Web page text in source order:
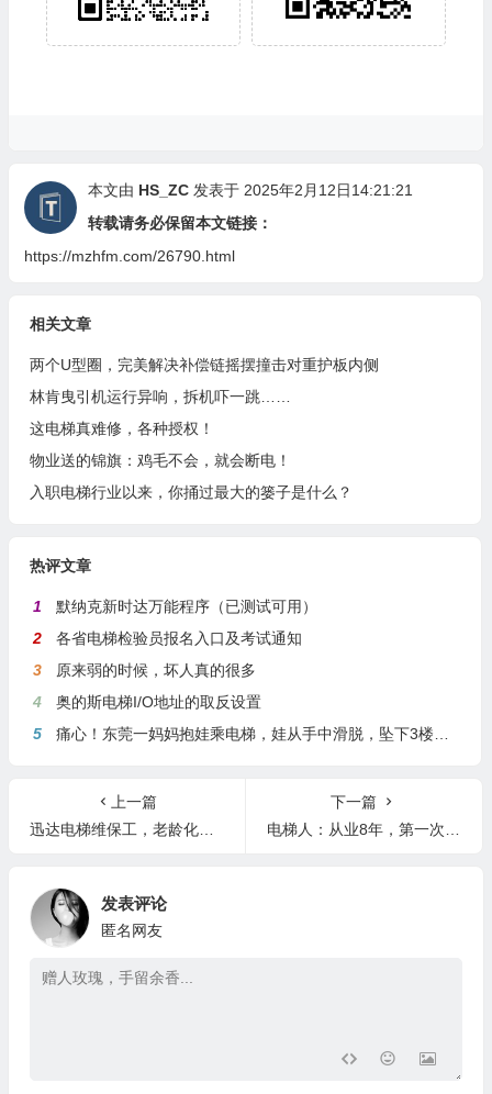
本文由 HS_ZC发表于 2025年2月12日14:21:21
转载请务必保留本文链接：
https://mzhfm.com/26790.html
相关文章
两个U型圈，完美解决补偿链摇摆撞击对重护板内侧
林肯曳引机运行异响，拆机吓一跳……
这电梯真难修，各种授权！
物业送的锦旗：鸡毛不会，就会断电！
入职电梯行业以来，你捅过最大的篓子是什么？
热评文章
1
默纳克新时达万能程序（已测试可用）
2
各省电梯检验员报名入口及考试通知
3
原来弱的时候，坏人真的很多
4
奥的斯电梯I/O地址的取反设置
5
痛心！东莞一妈妈抱娃乘电梯，娃从手中滑脱，坠下3楼身亡
上一篇
迅达电梯维保工，老龄化严重啊！
下一篇
电梯人：从业8年，第一次碰到！
发表评论
匿名网友